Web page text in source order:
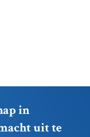
in
uit te